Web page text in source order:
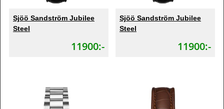
Sjöö Sandström Jubilee
Steel
11900:-
Sjöö Sandström Jubilee
Steel
11900:-